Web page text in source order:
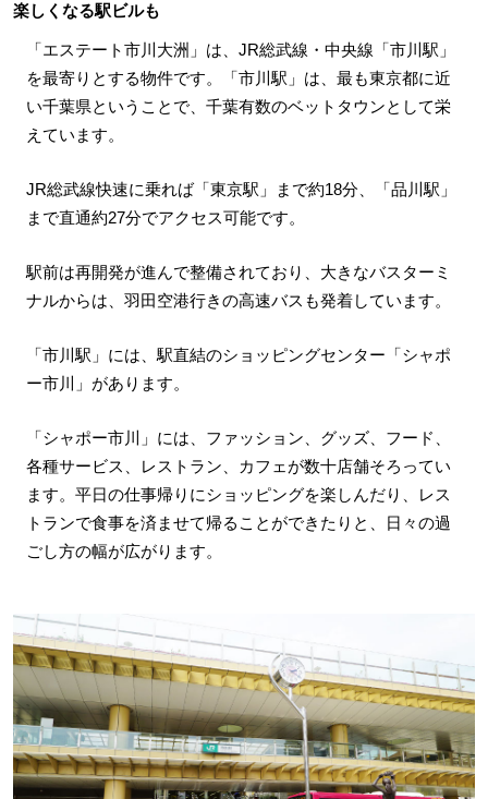
楽しくなる駅ビルも
「エステート市川大洲」は、JR総武線・中央線「市川駅」
を最寄りとする物件です。「市川駅」は、最も東京都に近
い千葉県ということで、千葉有数のベットタウンとして栄
えています。
JR総武線快速に乗れば「東京駅」まで約18分、「品川駅」
まで直通約27分でアクセス可能です。
駅前は再開発が進んで整備されており、大きなバスターミ
ナルからは、羽田空港行きの高速バスも発着しています。
「市川駅」には、駅直結のショッピングセンター「シャポ
ー市川」があります。
「シャポー市川」には、ファッション、グッズ、フード、
各種サービス、レストラン、カフェが数十店舗そろってい
ます。平日の仕事帰りにショッピングを楽しんだり、レス
トランで食事を済ませて帰ることができたりと、日々の過
ごし方の幅が広がります。